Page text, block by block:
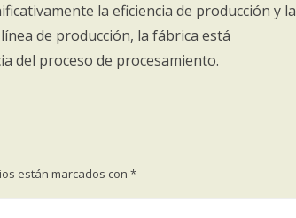
la eficiencia de producción y la
de producción, la fábrica está
del proceso de procesamiento.
están marcados con *